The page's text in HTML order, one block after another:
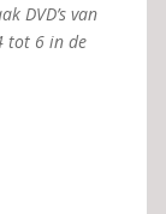
DVD’s van
tot 6 in de